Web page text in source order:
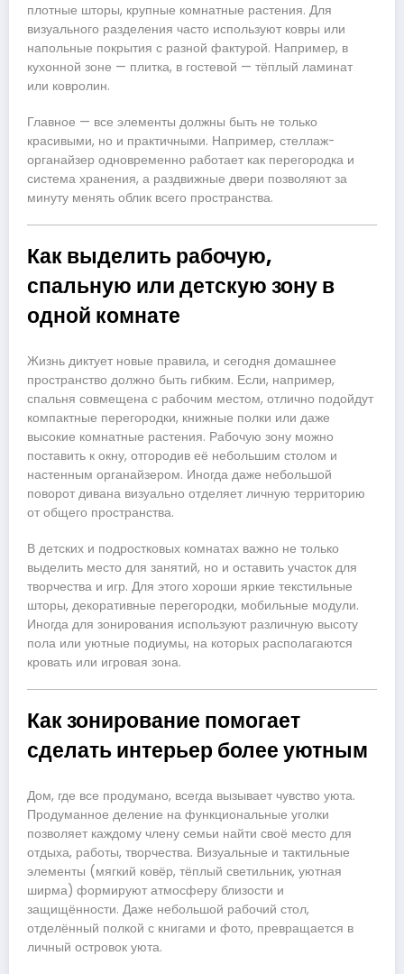
плотные шторы, крупные комнатные растения. Для
визуального разделения часто используют ковры или
напольные покрытия с разной фактурой. Например, в
кухонной зоне — плитка, в гостевой — тёплый ламинат
или ковролин.
Главное — все элементы должны быть не только
красивыми, но и практичными. Например, стеллаж-
органайзер одновременно работает как перегородка и
система хранения, а раздвижные двери позволяют за
минуту менять облик всего пространства.
Как выделить рабочую,
спальную или детскую зону в
одной комнате
Жизнь диктует новые правила, и сегодня домашнее
пространство должно быть гибким. Если, например,
спальня совмещена с рабочим местом, отлично подойдут
компактные перегородки, книжные полки или даже
высокие комнатные растения. Рабочую зону можно
поставить к окну, отгородив её небольшим столом и
настенным органайзером. Иногда даже небольшой
поворот дивана визуально отделяет личную территорию
от общего пространства.
В детских и подростковых комнатах важно не только
выделить место для занятий, но и оставить участок для
творчества и игр. Для этого хороши яркие текстильные
шторы, декоративные перегородки, мобильные модули.
Иногда для зонирования используют различную высоту
пола или уютные подиумы, на которых располагаются
кровать или игровая зона.
Как зонирование помогает
сделать интерьер более уютным
Дом, где все продумано, всегда вызывает чувство уюта.
Продуманное деление на функциональные уголки
позволяет каждому члену семьи найти своё место для
отдыха, работы, творчества. Визуальные и тактильные
элементы (мягкий ковёр, тёплый светильник, уютная
ширма) формируют атмосферу близости и
защищённости. Даже небольшой рабочий стол,
отделённый полкой с книгами и фото, превращается в
личный островок уюта.